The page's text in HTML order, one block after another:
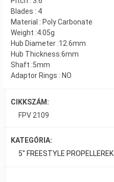
Blades : 4
Material : Poly Carbonate
Weight :4.05g
Hub Diameter :12.6mm
Hub Thickness:6mm
Shaft :5mm
Adaptor Rings : NO
CIKKSZÁM:
FPV 2109
KATEGÓRIA:
5" FREESTYLE PROPELLEREK